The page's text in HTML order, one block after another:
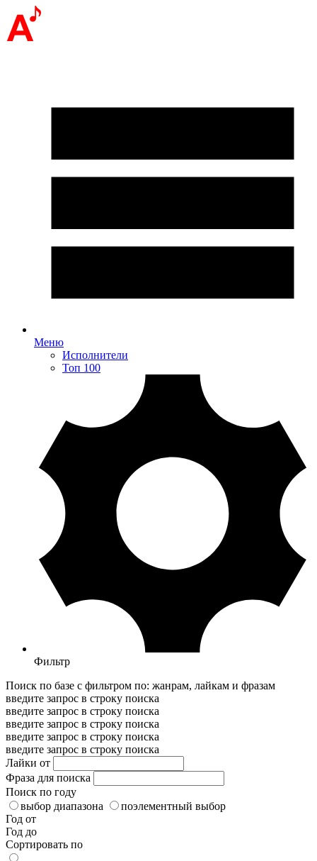
Меню
Исполнители
Топ 100
Фильтр
Поиск по базе с фильтром по: жанрам, лайкам и фразам
введите запрос в строку поиска
введите запрос в строку поиска
введите запрос в строку поиска
введите запрос в строку поиска
введите запрос в строку поиска
Лайки от
Фраза для поиска
Поиск по году
выбор диапазона
поэлементный выбор
Год от
Год до
Сортировать по